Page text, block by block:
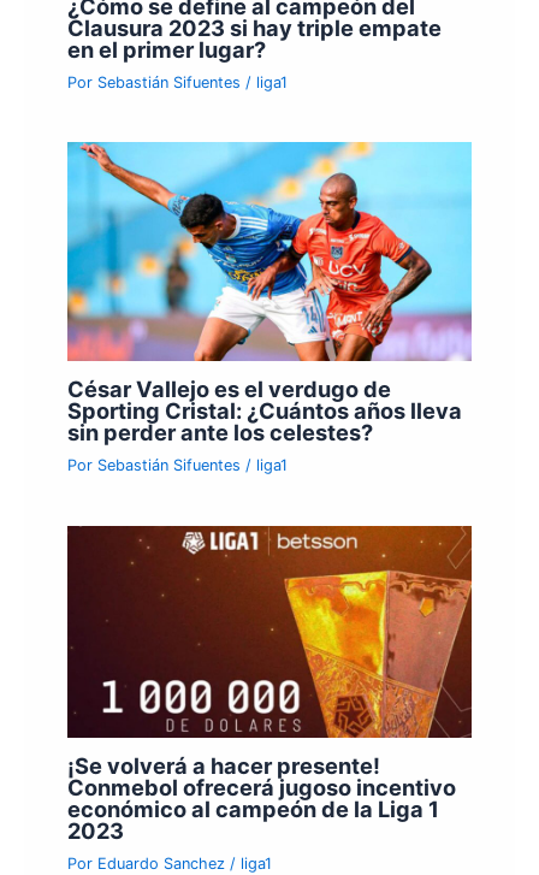
¿Cómo se define al campeón del
Clausura 2023 si hay triple empate
en el primer lugar?
Por Sebastián Sifuentes / liga1
César Vallejo es el verdugo de
Sporting Cristal: ¿Cuántos años lleva
sin perder ante los celestes?
Por Sebastián Sifuentes/ liga1
¡Se volverá a hacer presente!
Conmebol ofrecerá jugoso incentivo
económico al campeón de la Liga 1
2023
Por Eduardo Sanchez/ liga1